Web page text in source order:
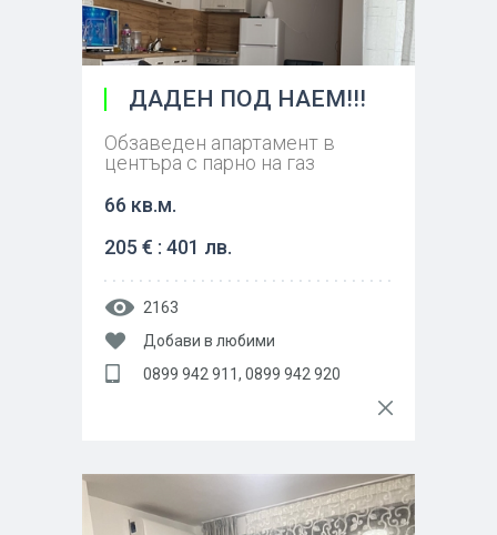
ДАДЕН ПОД НАЕМ!!!
Обзаведен апартамент в
центъра с парно на газ
66 кв.м.
205 € : 401 лв.
2163
Добави в любими
0899 942 911, 0899 942 920